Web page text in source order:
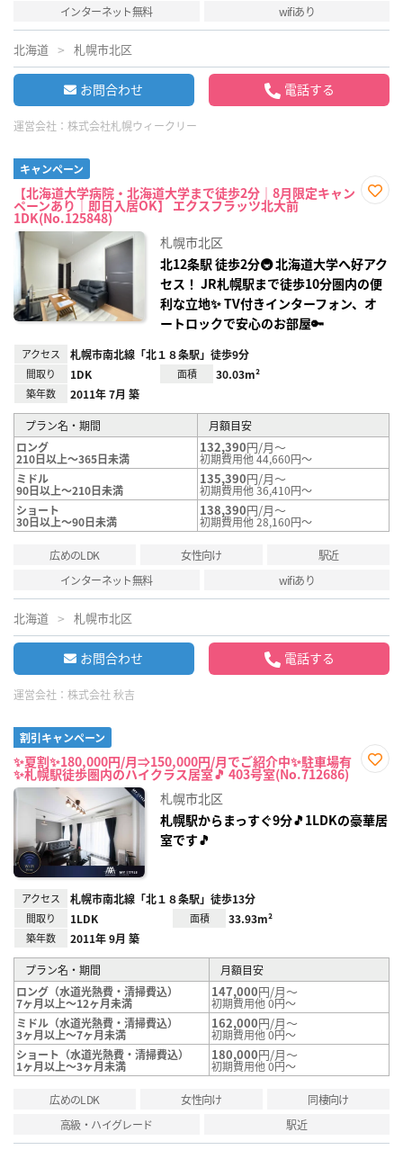
インターネット無料 wifiあり
北海道 札幌市北区
お問合わせ 電話する
運営会社： 株式会社札幌ウィークリー
キャンペーン
【北海道大学病院・北海道大学まで徒歩2分｜8月限定キャン
ペーンあり｜即日入居OK】 エクスフラッツ北大前
1DK(No.125848)
札幌市北区
北12条駅 徒歩2分🚇 北海道大学へ好アク
セス！ JR札幌駅まで徒歩10分圏内の便
利な立地✨ TV付きインターフォン、オ
ートロックで安心のお部屋🔑
アクセス 札幌市南北線「北１８条駅」徒歩9分
間取り 1DK 面積 30.03m²
築年数 2011年 7月 築
プラン名・期間
月額目安
ロング
210日以上～365日未満
132,390円/月～
初期費用他 44,660円～
ミドル
90日以上～210日未満
135,390円/月～
初期費用他 36,410円～
ショート
30日以上～90日未満
138,390円/月～
初期費用他 28,160円～
広めのLDK 女性向け
駅近
インターネット無料
wifiあり
北海道 札幌市北区
お問合わせ 電話する
運営会社： 株式会社 秋吉
割引キャンペーン
✨夏割✨180,000円/月⇒150,000円/月でご紹介中✨駐車場有
✨札幌駅徒歩圏内のハイクラス居室🎵 403号室(No.712686)
録
札幌市北区
札幌駅からまっすぐ9分🎵1LDKの豪華居
室です🎵
アクセス 札幌市南北線「北１８条駅」徒歩13分
間取り 1LDK 面積 33.93m²
築年数 2011年 9月 築
プラン名・期間
月額目安
ロング（水道光熱費・清掃費込）
7ヶ月以上～12ヶ月未満
147,000円/月～
初期費用他 0円～
ミドル（水道光熱費・清掃費込）
3ヶ月以上～7ヶ月未満
162,000円/月～
初期費用他 0円～
ショート（水道光熱費・清掃費込）
1ヶ月以上～3ヶ月未満
180,000円/月～
初期費用他 0円～
広めのLDK 女性向け
同棲向け
高級・ハイグレード
駅近